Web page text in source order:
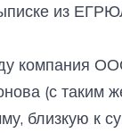
из
компания
(с таким
близкую к